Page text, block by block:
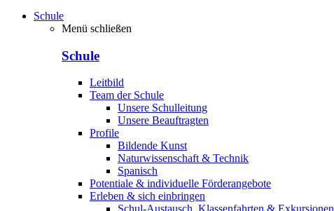
Schule
Menü schließen
Schule
Leitbild
Team der Schule
Unsere Schulleitung
Unsere Beauftragten
Profile
Bildende Kunst
Naturwissenschaft & Technik
Spanisch
Potentiale & individuelle Förderangebote
Erleben & sich einbringen